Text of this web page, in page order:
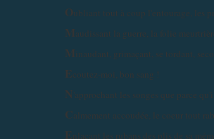
Oubliant tout à coup l'entourage, les
Maudissant la guerre, la folie
Minaudant, grimaçant, se tordant,
Ecoutez-moi, bon sang !
N 'approchant les songes que parce
Calmement accoudée, le coeur tout
Enlaçant les rubans des plis de sa